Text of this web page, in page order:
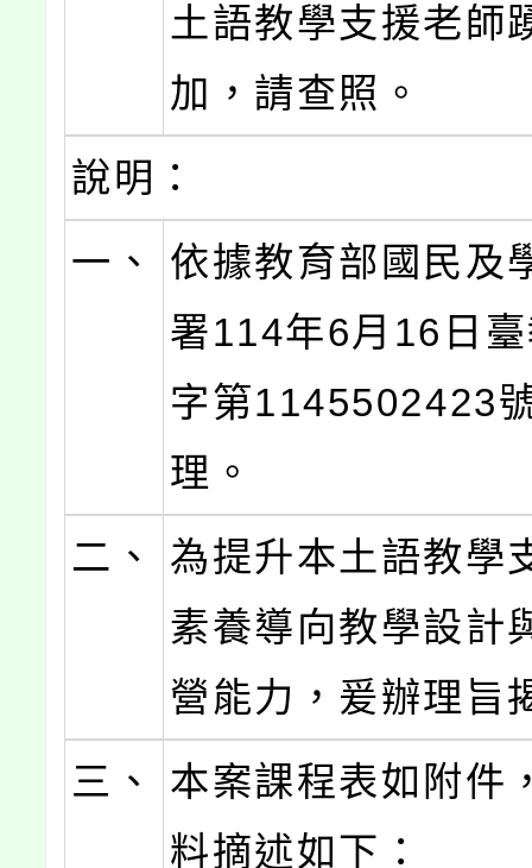
土語教學支援老師
加，請查照。
說明：
一、
依據教育部國民及
署114年6月16日
字第1145502423
理。
二、
為提升本土語教學
素養導向教學設計
營能力，爰辦理旨
三、
本案課程表如附件
料摘述如下：